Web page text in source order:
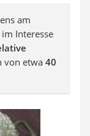
am
Interesse
von etwa40